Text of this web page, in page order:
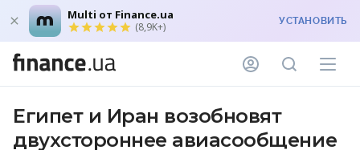
Multi от Finance.ua
(8,9K+) УСТАНОВИТЬ
Египет и Иран возобновят
двухстороннее авиасообщение